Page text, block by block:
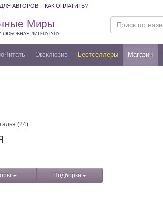
ДЛЯ АВТОРОВ КАК ОПЛАТИТЬ?
Миры
ЛЮБОВНАЯ ЛИТЕРАТУРА
Эксклюзив Бестселлеры Магазин
(24)
Подборки